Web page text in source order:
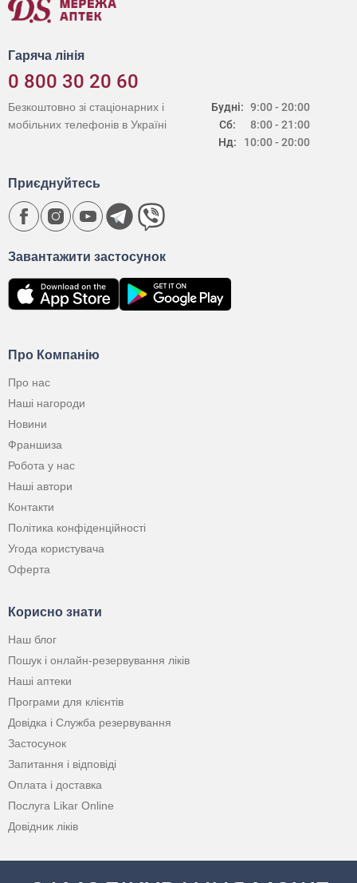
Гаряча лінія
0 800 30 20 60
Будні:
Сб:
Нд:
9:00 - 20:00
8:00 - 21:00
10:00 - 20:00
Безкоштовно зі стаціонарних і
мобільних телефонів в Україні
Про Компанію
Про нас
Наші нагороди
Новини
Франшиза
Робота у нас
Наші автори
Контакти
Політика конфіденційності
Угода користувача
Оферта
Корисно знати
Наш блог
Пошук і онлайн-резервування ліків
Наші аптеки
Програми для клієнтів
Довідка і Служба резервування
Застосунок
Запитання і відповіді
Оплата і доставка
Послуга Likar Online
Довідник ліків
Завантажити застосунок
Приєднуйтесь